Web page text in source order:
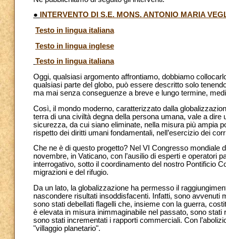
●
INTERVENTO DI S.E. MONS. ANTONIO MARIA
Testo in lingua italiana
Testo in lingua inglese
Testo in lingua italiana
Oggi, qualsiasi argomento affrontiamo, dobbiamo
qualsiasi parte del globo, può essere descritto solo
ma mai senza conseguenze a breve e lungo termine,
Così, il mondo moderno, caratterizzato dalla
terra di una civiltà degna della persona umana, vale a
sicurezza, da cui siano eliminate, nella misura più ampia
rispetto dei diritti umani fondamentali, nell’esercizio dei
Che ne è di questo progetto? Nel VI Congresso mondiale
novembre, in Vaticano, con l’ausilio di esperti e operatori
interrogativo, sotto il coordinamento del nostro Pontificio
migrazioni e del rifugio.
Da un lato, la globalizzazione ha permesso il
nascondere risultati insoddisfacenti. Infatti, sono avvenuti
sono stati debellati flagelli che, insieme con la guerra,
è elevata in misura inimmaginabile nel passato, sono
sono stati incrementati i rapporti commerciali. Con
"villaggio planetario".